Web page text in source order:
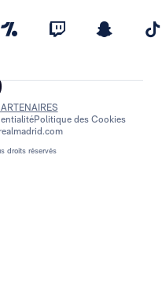
droits réservés
Politique des Cookies
realmadrid.com